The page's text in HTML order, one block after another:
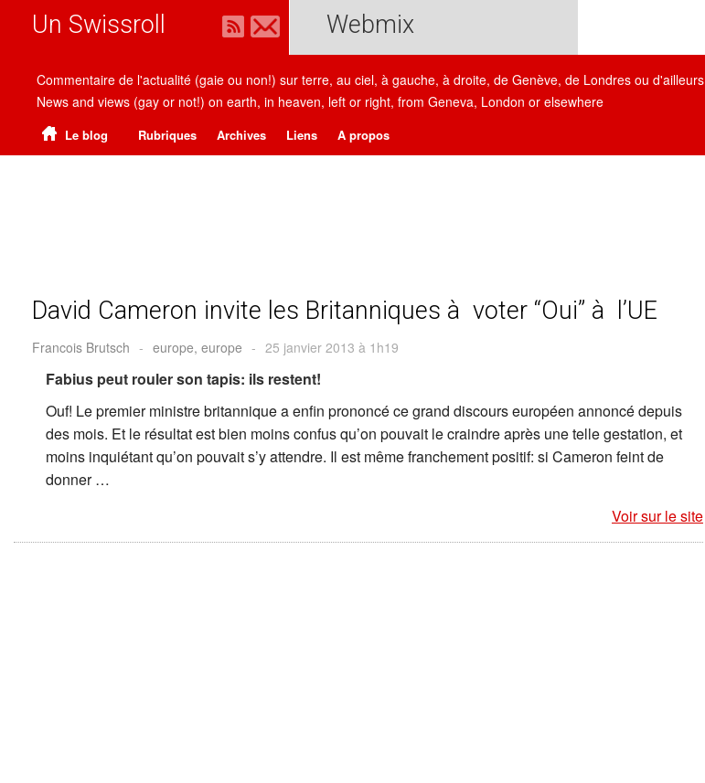
Un Swissroll Webmix
Commentaire de l'actualité (gaie ou non!) sur terre, au ciel, à gauche, à droite, de Genève, de Londres ou d'ailleurs
News and views (gay or not!) on earth, in heaven, left or right, from Geneva, London or elsewhere
Le blog Rubriques Archives Liens A propos
David Cameron invite les Britanniques à voter “Oui” à l’UE
Francois Brutsch - europe, europe - 25 janvier 2013 à 1h19
Fabius peut rouler son tapis: ils restent!
Ouf! Le premier ministre britannique a enfin prononcé ce grand discours européen annoncé depuis
des mois. Et le résultat est bien moins confus qu’on pouvait le craindre après une telle gestation, et
moins inquiétant qu’on pouvait s’y attendre. Il est même franchement positif: si Cameron feint de
donner …
Voir sur le site